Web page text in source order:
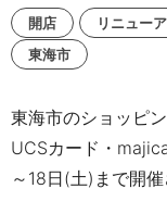
開店 リニュー
東海市
東海市のショッピ
UCSカード・
～18日(土)まで開催